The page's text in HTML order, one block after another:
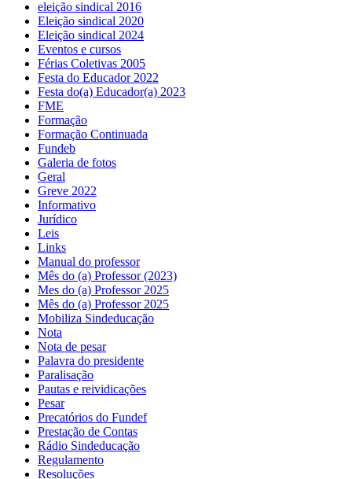
eleição sindical 2016
Eleição sindical 2020
Eleição sindical 2024
Eventos e cursos
Férias Coletivas 2005
Festa do Educador 2022
Festa do(a) Educador(a) 2023
FME
Formação
Formação Continuada
Fundeb
Galeria de fotos
Geral
Greve 2022
Informativo
Jurídico
Leis
Links
Manual do professor
Mês do (a) Professor (2023)
Mes do (a) Professor 2025
Mês do (a) Professor 2025
Mobiliza Sindeducação
Nota
Nota de pesar
Palavra do presidente
Paralisação
Pautas e reividicações
Pesar
Precatórios do Fundef
Prestação de Contas
Rádio Sindeducação
Regulamento
Resoluções